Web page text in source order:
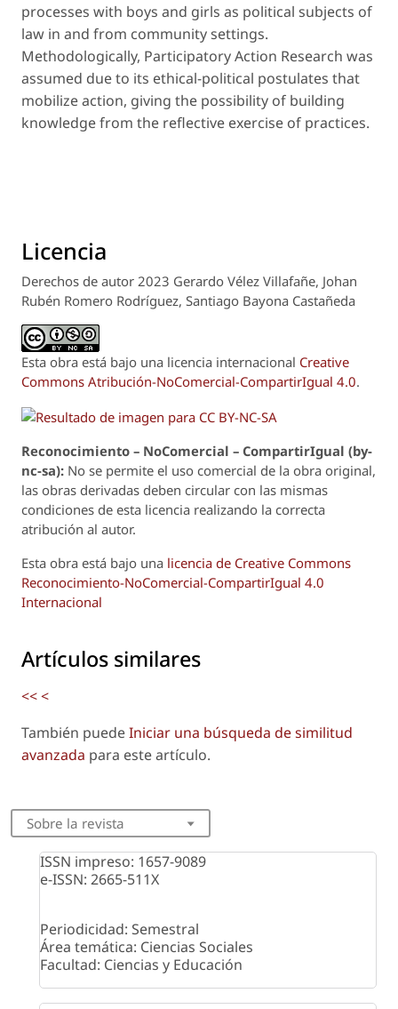
processes with boys and girls as political subjects of
law in and from community settings.
Methodologically, Participatory Action Research was
assumed due to its ethical-political postulates that
mobilize action, giving the possibility of building
knowledge from the reflective exercise of practices.
Licencia
Derechos de autor 2023 Gerardo Vélez Villafañe, Johan
Rubén Romero Rodríguez, Santiago Bayona Castañeda
Esta obra está bajo una licencia internacional Creative
Commons Atribución-NoComercial-CompartirIgual 4.0.
Reconocimiento – NoComercial – CompartirIgual (by-
nc-sa): No se permite el uso comercial de la obra original,
las obras derivadas deben circular con las mismas
condiciones de esta licencia realizando la correcta
atribución al autor.
Esta obra está bajo una licencia de Creative Commons
Reconocimiento-NoComercial-CompartirIgual 4.0
Internacional
Artículos similares
<<<
También puedeIniciar una búsqueda de similitud
avanzada para este artículo.
Sobre la revista
ISSN impreso: 1657-9089
e-ISSN: 2665-511X
Periodicidad: Semestral
Área temática: Ciencias Sociales
Facultad: Ciencias y Educación